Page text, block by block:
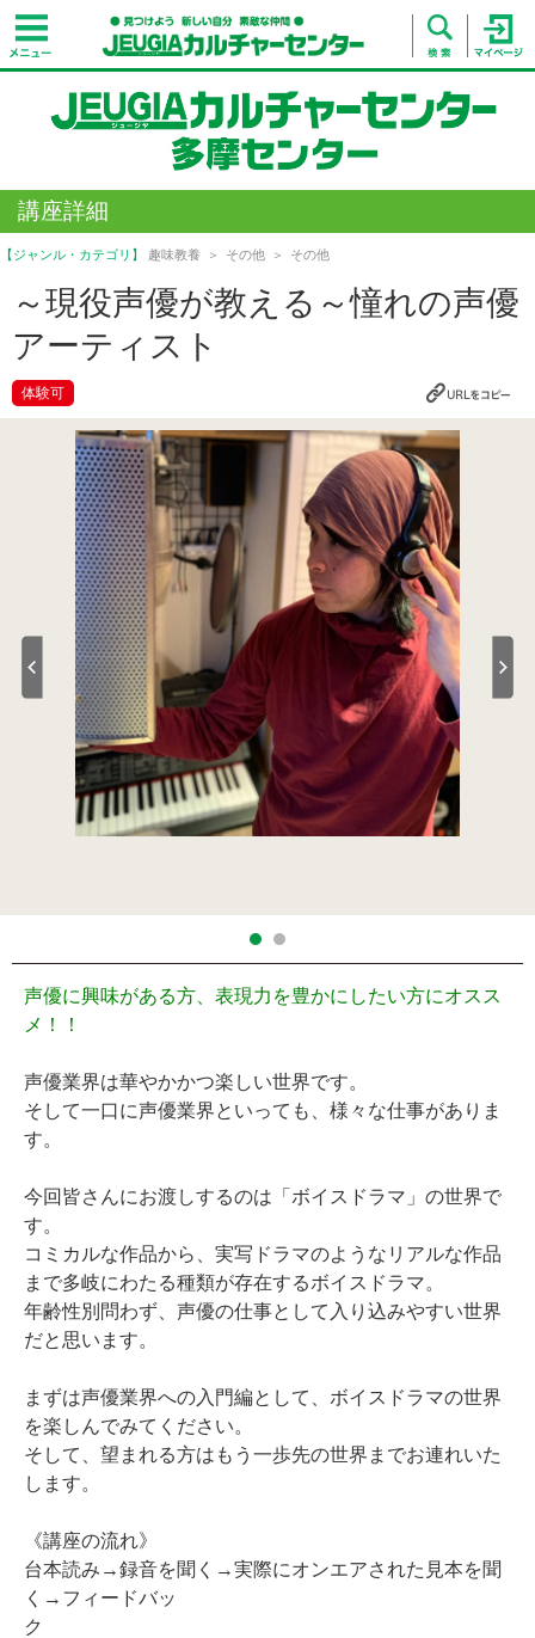
講座詳細
【ジャンル・カテゴリ】 趣味教養 その他 その他
～現役声優が教える～憧れの声優
アーティスト
体験可
声優に興味がある方、表現力を豊かにしたい方にオスス
メ！！
声優業界は華やかかつ楽しい世界です。
そして一口に声優業界といっても、様々な仕事がありま
す。
今回皆さんにお渡しするのは「ボイスドラマ」の世界で
す。
コミカルな作品から、実写ドラマのようなリアルな作品
まで多岐にわたる種類が存在するボイスドラマ。
年齢性別問わず、声優の仕事として入り込みやすい世界
だと思います。
まずは声優業界への入門編として、ボイスドラマの世界
を楽しんでみてください。
そして、望まれる方はもう一歩先の世界までお連れいた
します。
《講座の流れ》
台本読み→録音を聞く→実際にオンエアされた見本を聞
く→フィードバッ